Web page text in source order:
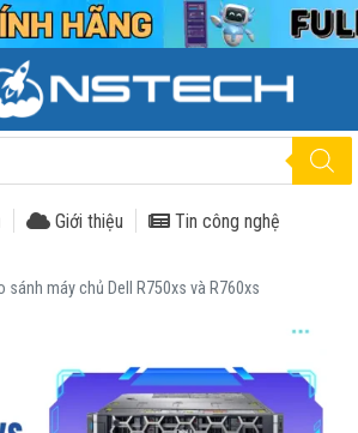
Giới thiệu Tin công nghệ
sánh máy chủ Dell R750xs và R760xs